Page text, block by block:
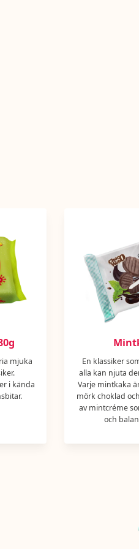
mjuka
i kända
En klassiker
alla kan njuta
Varje mintkaka
mörk choklad
av mintcréme
och